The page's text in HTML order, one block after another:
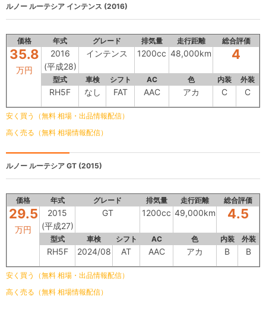
ルノー ルーテシア インテンス (2016)
価格 年式 グレード 排気量 走行距離 総合評価
35.8
万円
2016
(平成28)
インテンス 1200cc 48,000km 4
型式 車検 シフト AC 色 内装 外装
RH5F なし FAT AAC アカ C C
安く買う（無料 相場・出品情報配信）
高く売る（無料 相場情報配信）
ルノー ルーテシア GT (2015)
価格 年式 グレード 排気量 走行距離 総合評価
29.5
万円
2015
(平成27)
GT 1200cc 49,000km 4.5
型式 車検 シフト AC 色 内装 外装
RH5F 2024/08 AT AAC アカ B B
安く買う（無料 相場・出品情報配信）
高く売る（無料 相場情報配信）